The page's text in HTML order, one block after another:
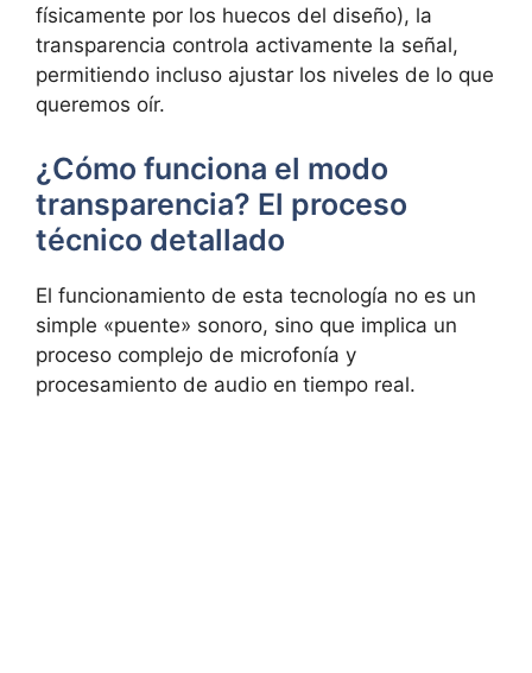
físicamente por los huecos del diseño), la
transparencia controla activamente la señal,
permitiendo incluso ajustar los niveles de lo que
queremos oír.
¿Cómo funciona el modo
transparencia? El proceso
técnico detallado
El funcionamiento de esta tecnología no es un
simple «puente» sonoro, sino que implica un
proceso complejo de microfonía y
procesamiento de audio en tiempo real.